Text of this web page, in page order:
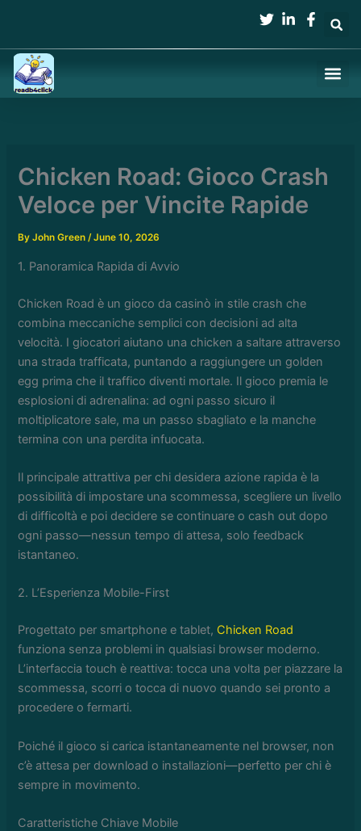
content
Chicken Road: Gioco Crash
Veloce per Vincite Rapide
ByJohn Green/June 10, 2026
1. Panoramica Rapida di Avvio
Chicken Road è un gioco da casinò in stile crash che
combina meccaniche semplici con decisioni ad alta
velocità. I giocatori aiutano una chicken a saltare attraverso
una strada trafficata, puntando a raggiungere un golden
egg prima che il traffico diventi mortale. Il gioco premia le
esplosioni di adrenalina: ad ogni passo sicuro il
moltiplicatore sale, ma un passo sbagliato e la manche
termina con una perdita infuocata.
Il principale attrattiva per chi desidera azione rapida è la
possibilità di impostare una scommessa, scegliere un livello
di difficoltà e poi decidere se continuare o cash out dopo
ogni passo—nessun tempo di attesa, solo feedback
istantaneo.
2. L’Esperienza Mobile-First
Progettato per smartphone e tablet, Chicken Road
funziona senza problemi in qualsiasi browser moderno.
L’interfaccia touch è reattiva: tocca una volta per piazzare la
scommessa, scorri o tocca di nuovo quando sei pronto a
procedere o fermarti.
Poiché il gioco si carica istantaneamente nel browser, non
c’è attesa per download o installazioni—perfetto per chi è
sempre in movimento.
Caratteristiche Chiave Mobile